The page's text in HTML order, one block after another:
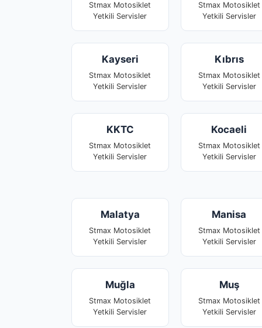
Stmax Motosiklet
Yetkili Servisler
Stmax Motosiklet
Yetkili Servisler
Kayseri
Stmax Motosiklet
Yetkili Servisler
Kıbrıs
Stmax Motosiklet
Yetkili Servisler
KKTC
Stmax Motosiklet
Yetkili Servisler
Kocaeli
Stmax Motosiklet
Yetkili Servisler
Malatya
Stmax Motosiklet
Yetkili Servisler
Manisa
Stmax Motosiklet
Yetkili Servisler
Muğla
Stmax Motosiklet
Yetkili Servisler
Muş
Stmax Motosiklet
Yetkili Servisler